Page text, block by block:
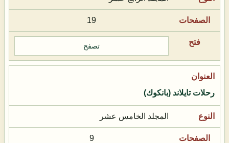
19
تصفح
رحلات تايلاند (بانكوك)
المجلد الخامس عشر
9